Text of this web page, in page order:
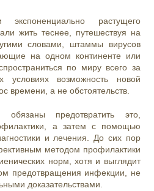
растущего
жить теснее, путешествуя на
словами, штаммы вирусов
на одном континенте или
по миру всего за
условиях возможность новой
времени, а не обстоятельств.
обязаны предотвратить это,
а затем с помощью
и лечения. До сих пор
методом профилактики
норм, хотя и выглядит
предотвращения инфекции, не
доказательствами.